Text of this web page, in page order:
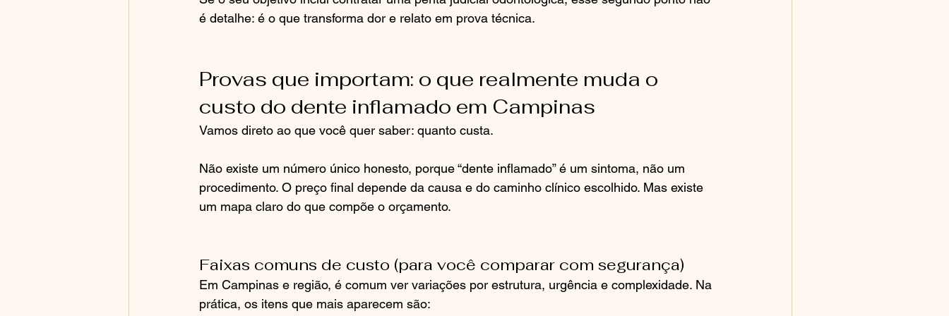
é detalhe: é o que transforma dor e relato em prova técnica.
Provas que importam: o que realmente muda o
custo do dente inflamado em Campinas
Vamos direto ao que você quer saber: quanto custa.
Não existe um número único honesto, porque “dente inflamado” é um sintoma, não um
procedimento. O preço final depende da causa e do caminho clínico escolhido. Mas existe
um mapa claro do que compõe o orçamento.
Faixas comuns de custo (para você comparar com segurança)
Em Campinas e região, é comum ver variações por estrutura, urgência e complexidade. Na
prática, os itens que mais aparecem são: